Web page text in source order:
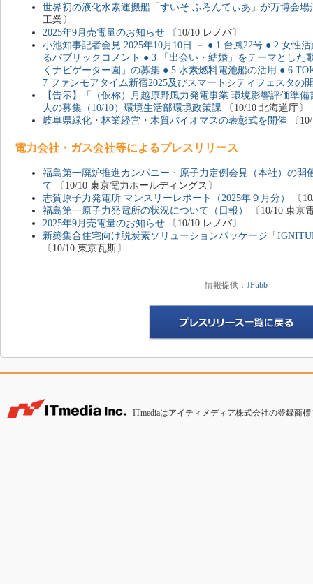
世界初の液化水素運搬船「すいそ ふろんてぃあ」が万博会場
工業〕
2025年9月売電量のお知らせ 〔10/10 レノバ〕
小池知事記者会見 2025年10月10日 － ● 1 台風22号 ● 2 女性
るパブリックコメント ● 3 「出会い・結婚」をテーマとした
くナビゲーター園」の募集 ● 5 水素燃料電池船の活用 ● 6
7 ファンモアタイム新宿2025及びスマートシティフェスタの
【告示】「（仮称）月越原野風力発電事業 環境影響評価準
人の募集（10/10）環境生活部環境政策課 〔10/10 北海道庁〕
岐阜県緑化・林業経営・木質バイオマスの表彰式を開催 〔
電力会社・ガス会社等によるプレスリリース
福島第一廃炉推進カンパニー・原子力定例会見（本社）の開
て 〔10/10 東京電力ホールディングス〕
志賀原子力発電所 マンスリーレポート（2025年９月分）
〔
福島第一原子力発電所の状況について（日報）
〔10/10 東京
2025年9月売電量のお知らせ 〔10/10 レノバ〕
新築集合住宅向け脱炭素ソリューションパッケージ「
〔10/10 東京瓦斯〕
情報提供： JPubb
ITmediaはアイティメディア株式会社の登録商